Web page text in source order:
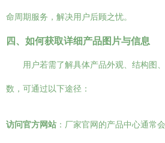
命周期服务，解决用户后顾之忧。
四、如何获取详细产品图片与信息
用户若需了解具体产品外观、结构图
数，可通过以下途径：
访问官方网站 ：厂家官网的产品中心通常